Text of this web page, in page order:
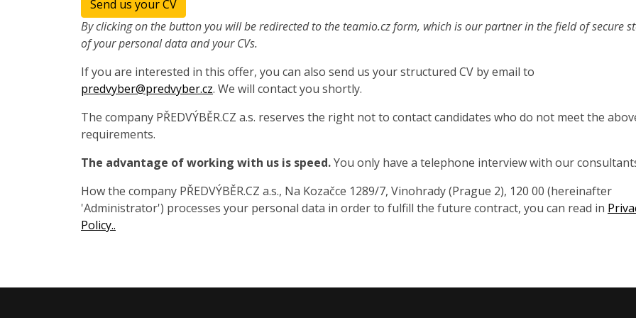
Send us your CV
By clicking on the button you will be redirected to the teamio.cz form, which is our partner in the field of secure
of your personal data and your CVs.
If you are interested in this offer, you can also send us your structured CV by email to
predvyber@predvyber.cz. We will contact you shortly.
The company PŘEDVÝBĚR.CZ a.s. reserves the right not to contact candidates who do not meet the
requirements.
The advantage of working with us is speed.You only have a telephone interview with our
How the company PŘEDVÝBĚR.CZ a.s., Na Kozačce 1289/7, Vinohrady (Prague 2), 120 00 (hereinafter
'Administrator') processes your personal data in order to fulfill the future contract, you can read in
Policy..